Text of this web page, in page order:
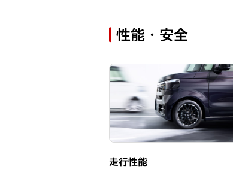
性能・安全
走行性能